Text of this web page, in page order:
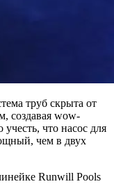
труб скрыта от
создавая wow-
что насос для
чем в двух
Runwill Pools